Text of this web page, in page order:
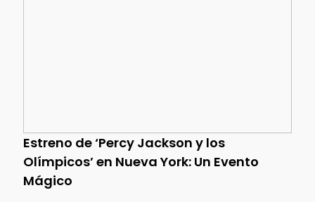
Estreno de ‘Percy Jackson y los
Olímpicos’ en Nueva York: Un Evento
Mágico